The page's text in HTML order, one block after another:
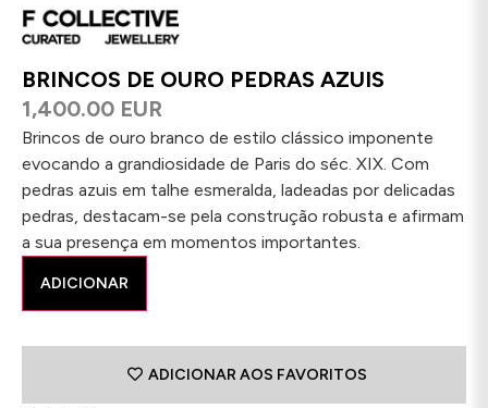
BRINCOS DE OURO PEDRAS AZUIS
1,400.00 EUR
Brincos de ouro branco de estilo clássico imponente
evocando a grandiosidade de Paris do séc. XIX. Com
pedras azuis em talhe esmeralda, ladeadas por delicadas
pedras, destacam-se pela construção robusta e afirmam
a sua presença em momentos importantes.
ADICIONAR
ADICIONAR AOS FAVORITOS